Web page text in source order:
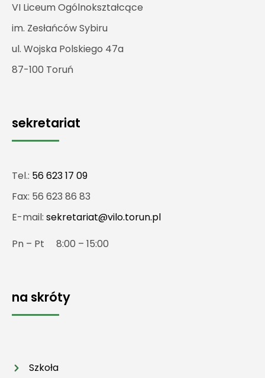
VI Liceum Ogólnokształcące
im. Zesłańców Sybiru
ul. Wojska Polskiego 47a
87-100 Toruń
sekretariat
Tel.: 56 623 17 09
Fax: 56 623 86 83
E-mail: sekretariat@vilo.torun.pl
Pn – Pt 8:00 – 15:00
na skróty
Szkoła